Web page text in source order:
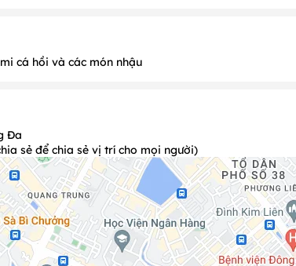
được phục vụ tốt nhất.
tiết.
lòng liên hệ để biết chi tiết.
cá hồi và các món nhậu
Đa
sẻ để chia sẻ vị trí cho mọi người)